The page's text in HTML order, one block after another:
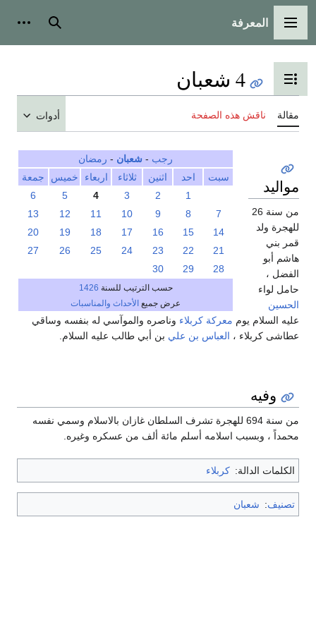
القائمة الرئيسية
المعرفة بحث
تبديل عرض جدول المحتويات
4 شعبان
مقالة ناقش هذه الصفحة أدوات
رجب - شعبان - رمضان
سبت
احد اثنين ثلاثاء اربعاء خميس
جمعة
1
2
3
4
5
6
7
8
9
10
11
12
13
14
15
16
17
18
19
20
21
22
23
24
25
26
27
28
29
30
حسب الترتيب للسنة 1426
عرض جميع الأحداث والمناسبات
مواليد
من سنة 26
للهجرة ولد
قمر بني
هاشم أبو
الفضل ،
حامل لواء
الحسين
عليه السلام يوم معركة كربلاء وناصره والموآسي له بنفسه وساقي
عطاشى كربلاء ، العباس بن علي بن أبي طالب عليه السلام.
وفيه
من سنة 694 للهجرة تشرف السلطان غازان بالاسلام وسمي نفسه
محمداً ، وبسبب اسلامه أسلم مائة ألف من عسكره وغيره.
الكلمات الدالة: كربلاء
تصنيف: شعبان